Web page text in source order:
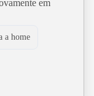
em
a home